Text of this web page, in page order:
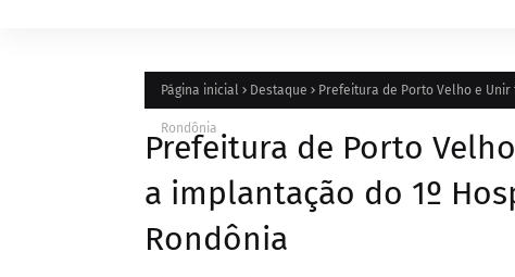
Página inicial Destaque Prefeitura de Porto Velho e
Rondônia
Prefeitura de Porto
a implantação do 1º
Rondônia